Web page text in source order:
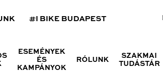
#I BIKE BUDAPEST
ESEMÉNYEK
ÉS
KAMPÁNYOK
RÓLUNK
SZAKMAI
TUDÁSTÁR